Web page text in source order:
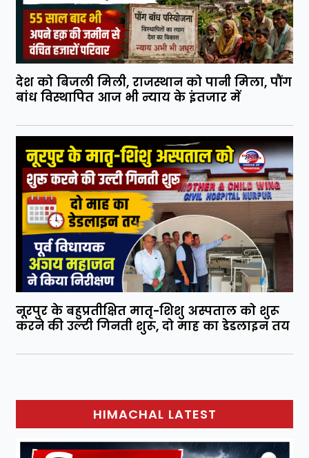
देश को बिजली मिली, राजस्थान को पानी मिला, पौंग
बांध विस्थापित आज भी न्याय के इंतजार में
नूरपुर के बहुप्रतीक्षित मातृ-शिशु अस्पताल को शुरू
करने की उल्टी गिनती शुरू, दो माह का डेडलाइन तय
HIMACHAL LATEST